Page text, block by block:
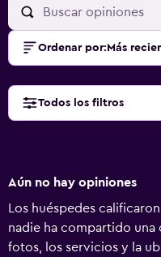
Ordenar por: Más
Todos los filtros
Aún no hay opiniones
Los huéspedes
nadie ha compartido una
fotos, los servicios y la